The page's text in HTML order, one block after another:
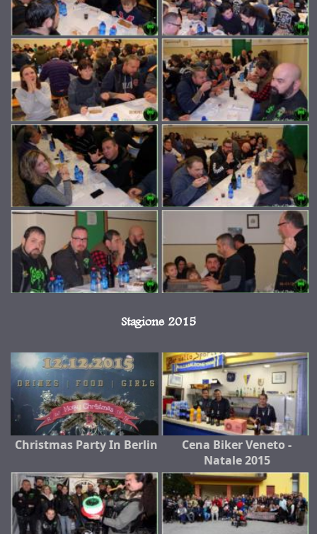
Stagione 2015
Christmas Party In Berlin
Cena Biker Veneto -
Natale 2015